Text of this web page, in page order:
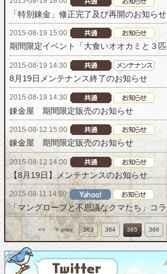
「特別錬金」修正完了及び再開のお知らせ
2015-08-19 15:00
2015-08-19 14:30
8月19日メンテナンス終了のお知らせ
2015-08-19 14:30
錬金屋 期間限定販売のお知らせ
2015-08-12 15:00
錬金屋 期間限定販売のお知らせ
2015-08-12 14:00
【8月19日】メンテナンスのお知らせ
2015-08-11 14:50
<< < prev 363 364 365 366